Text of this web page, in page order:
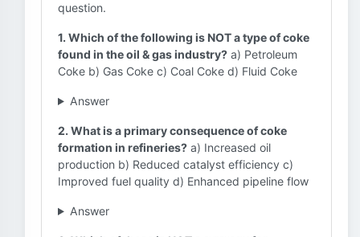
question.
1. Which of the following is NOT a type of coke
found in the oil & gas industry? a) Petroleum
Coke b) Gas Coke c) Coal Coke d) Fluid Coke
Answer
2. What is a primary consequence of coke
formation in refineries? a) Increased oil
production b) Reduced catalyst efficiency c)
Improved fuel quality d) Enhanced pipeline flow
Answer